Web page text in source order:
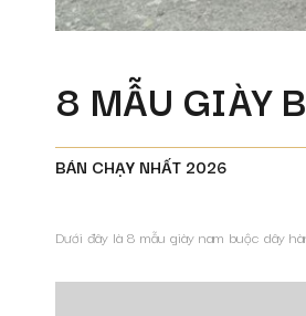
8 MẪU GIÀY
BÁN CHẠY NHẤT 2026
Dưới đây là 8 mẫu giày nam buộc dây